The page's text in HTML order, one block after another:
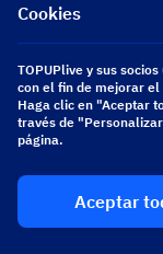
[email protected]
[email protected]
Síguenos
Copyright 2026 SEA
Cookies
TOPUPlive y sus
con el fin de mejorar
Haga clic en "Aceptar
través de
página.
Aceptar